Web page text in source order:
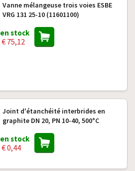
Vanne mélangeuse trois voies ESBE
VRG 131 25-10 (11601100)
en stock
€ 75,12
Joint d'étanchéité interbrides en
graphite DN 20, PN 10-40, 500°C
en stock
€ 0,44